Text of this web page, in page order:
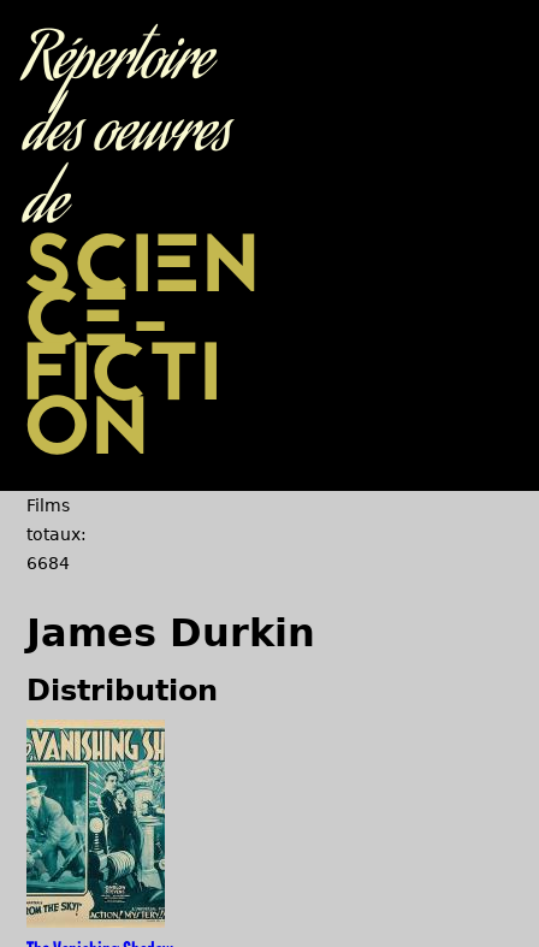
Répertoire
des oeuvres
de
SCIEN
CE-
FICTI
ON
Films
totaux:
6684
James Durkin
Distribution